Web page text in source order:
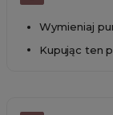
Wymieniaj
Kupując ten